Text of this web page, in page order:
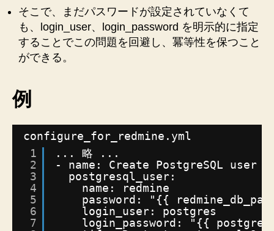
ド
設
定
後
DB
加
操
作
す
る
時
そこで、まだパスワードが設定されていなくて
も、login_user、login_password を明示的に指定
することでこの問題を回避し、冪等性を保つこと
ができる。
例
configure_for_redmine.yml
1
2
3
4
5
6
7
... 略 ...
- name: Create PostgreSQL user
postgresql_user:
name: redmine
password: "{{
login_user: postgres
login_password: "{{